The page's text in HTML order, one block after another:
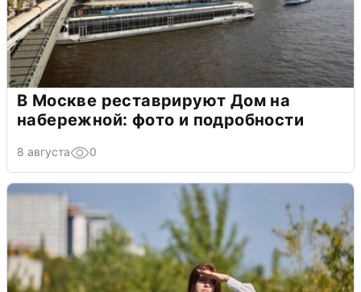
В Москве реставрируют Дом на
набережной: фото и подробности
8 августа 0